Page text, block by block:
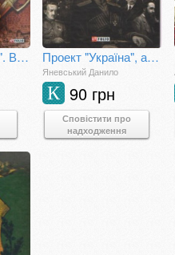
Проект "Україна". Відомі історії нашої держави: продовження. 1774-1914 рр. Проект "Україна", або Спроба Павла Скоропадського
Яневський Данило
90 грн
К
Сповістити про
надходження